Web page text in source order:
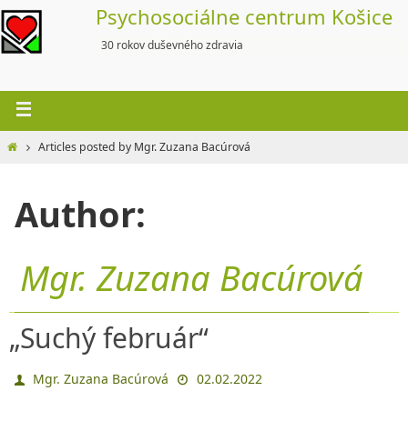
Skip
to
content
Psychosociálne centrum Košice
30 rokov duševného zdravia
HomeArticles posted by Mgr. Zuzana Bacúrová
Author:
Mgr. Zuzana Bacúrová
„Suchý február“
Mgr. Zuzana Bacúrová 02.02.2022